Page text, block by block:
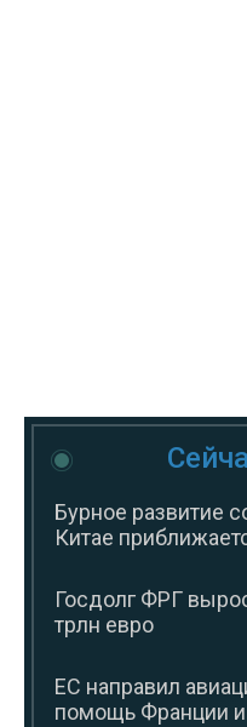
Бурное развитие
Китае
Госдолг ФРГ
трлн евро
ЕС направил
помощь Франции